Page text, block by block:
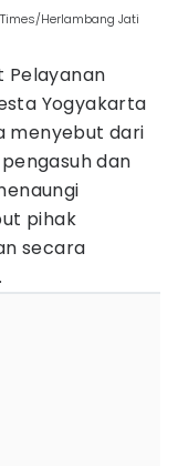
Herlambang Jati
Pelayanan
Yogyakarta
menyebut dari
dan
pihak
secara